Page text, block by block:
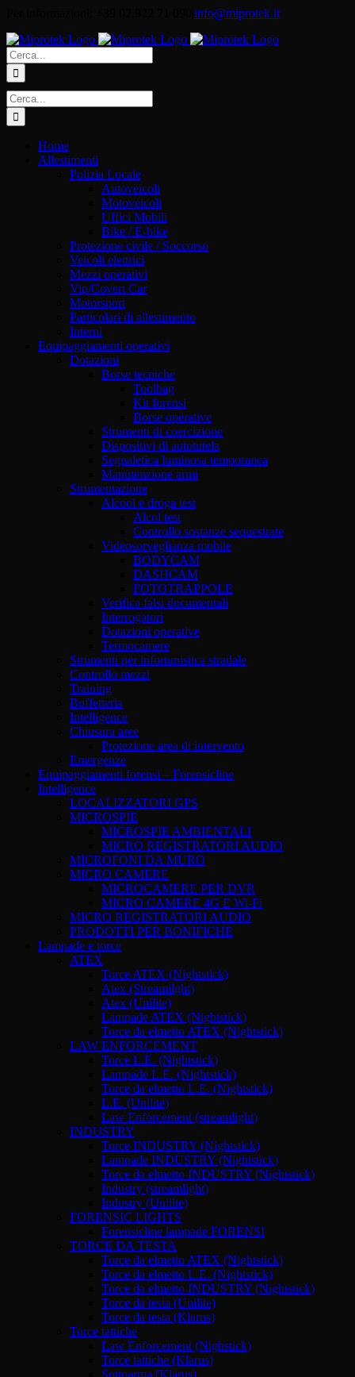
contenuto
info@miprotek.it
Cerca
per:
Cerca
per:
Home
Allestimenti
Polizia Locale
Autoveicoli
Motoveicoli
Uffici Mobili
Bike / E-bike
Protezione civile / Soccorso
Veicoli elettrici
Mezzi operativi
Vip/Covert Car
Motorsport
Particolari di allestimento
Interni
Equipaggiamenti operativi
Dotazioni
Borse tecniche
Toolbag
Kit forensi
Borse operative
Strumenti di coercizione
Dispositivi di autotutela
Segnaletica luminosa temporanea
Manutenzione armi
Strumentazione
Alcool e droga test
Alcol test
Controllo sostanze sequestrate
Videosorveglianza mobile
BODYCAM
DASHCAM
FOTOTRAPPOLE
Verifica falsi documentali
Interrogatori
Dotazioni operative
Termocamere
Strumenti per infortunistica stradale
Controllo mezzi
Training
Buffetteria
Intelligence
Chiusura aree
Protezione area di intervento
Emergenze
Equipaggiamenti forensi – Forensicline
Intelligence
LOCALIZZATORI GPS
MICROSPIE
MICROSPIE AMBIENTALI
MICRO REGISTRATORI AUDIO
MICROFONI DA MURO
MICRO CAMERE
MICROCAMERE PER DVR
MICRO CAMERE 4G E Wi-Fi
MICRO REGISTRATORI AUDIO
PRODOTTI PER BONIFICHE
Lampade e torce
ATEX
Torce ATEX (Nightstick)
Atex (Streamilght)
Atex (Unilite)
Lampade ATEX (Nightstick)
Torce da elmetto ATEX (Nightstick)
LAW ENFORCEMENT
Torce L.E. (Nightstick)
Lampade L.E. (Nightstick)
Torce da elmetto L.E. (Nightstick)
L.E. (Unilite)
Law Enforcement (streamlight)
INDUSTRY
Torce INDUSTRY (Nightstick)
Lampade INDUSTRY (Nightstick)
Torce da elmetto INDUSTRY (Nightstick)
Industry (streamlight)
Industry (Unilite)
FORENSIC LIGHTS
Forensicline lampade FORENSI
TORCE DA TESTA
Torce da elmetto ATEX (Nightstick)
Torce da elmetto L.E. (Nightstick)
Torce da elmetto INDUSTRY (Nightstick)
Torce da testa (Unilite)
Torce da testa (Klarus)
Torce tattiche
Law Enforcement (Nighstick)
Torce tattiche (Klarus)
Sottoarma (Klarus)